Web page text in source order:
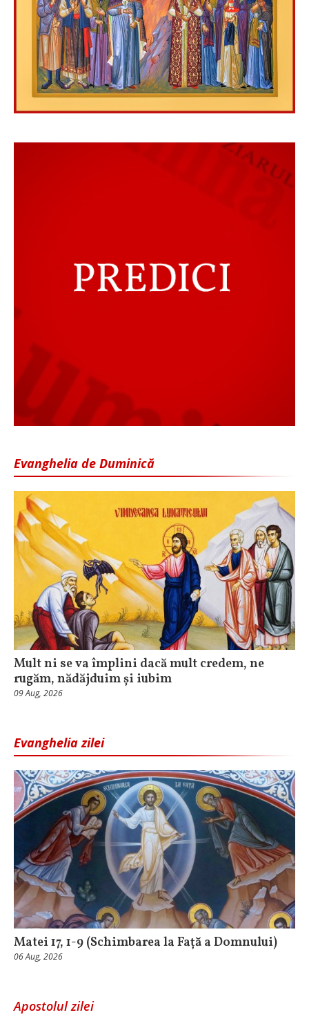
Evanghelia de Duminică
Mult ni se va împlini dacă mult credem, ne
rugăm, nădăjduim și iubim
09 Aug, 2026
Evanghelia zilei
Matei 17, 1-9 (Schimbarea la Față a Domnului)
06 Aug, 2026
Apostolul zilei